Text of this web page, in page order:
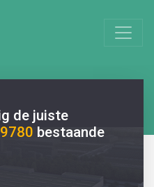
de juiste
9780 bestaande